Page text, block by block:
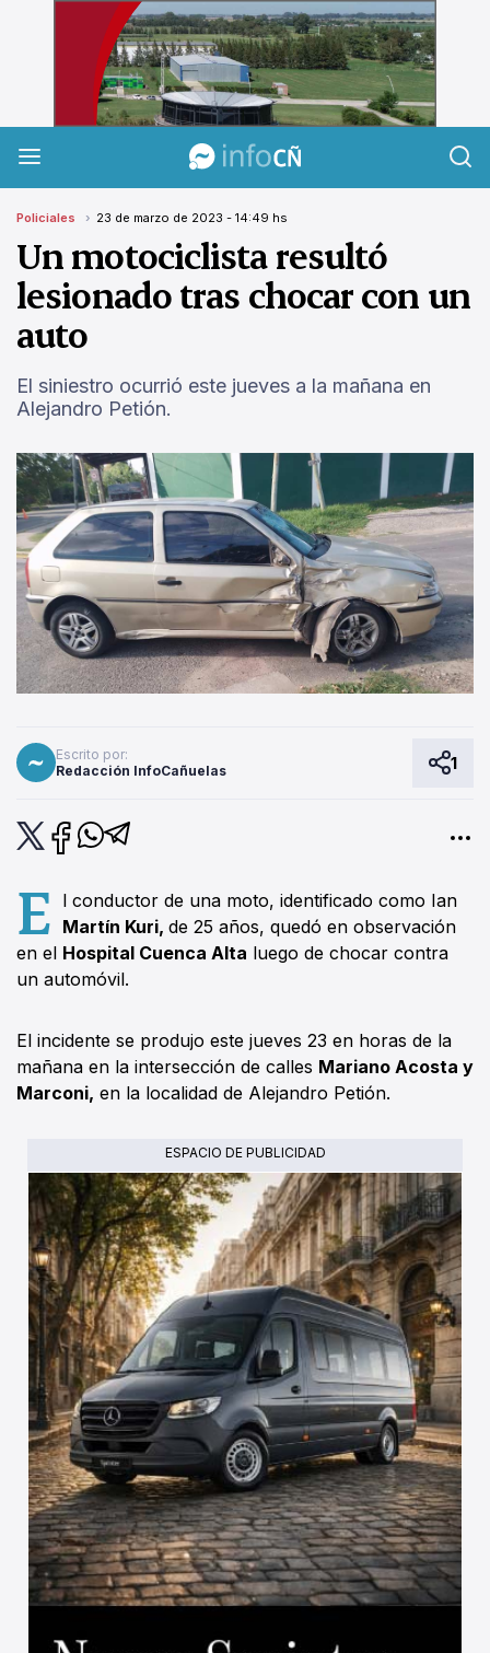
InfoCañuelas
Policiales 23 de marzo de 2023 - 14:49 hs
Un motociclista resultó
lesionado tras chocar con un
auto
El siniestro ocurrió este jueves a la mañana en
Alejandro Petión.
Escrito por:
Redacción InfoCañuelas
1
E l conductor de una moto, identificado como Ian
Martín Kuri,de 25 años, quedó en observación
en el Hospital Cuenca Alta luego de chocar contra
un automóvil.
El incidente se produjo este jueves 23 en horas de la
mañana en la intersección de calles Mariano Acosta y
Marconi, en la localidad de Alejandro Petión.
ESPACIO DE PUBLICIDAD